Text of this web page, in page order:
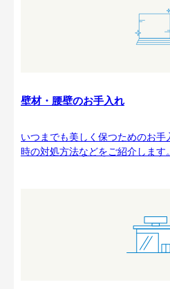
壁材・腰壁のお手入れ
いつまでも美しく保つためのお
時の対処方法などをご紹介します。